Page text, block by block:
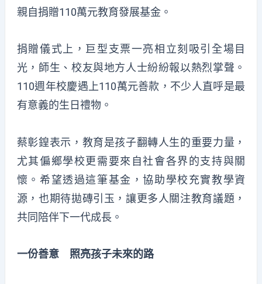
親自捐贈110萬元教育發展基金。
捐贈儀式上，巨型支票一亮相立刻吸引全場目
光，師生、校友與地方人士紛紛報以熱烈掌聲。
110週年校慶遇上110萬元善款，不少人直呼是最
有意義的生日禮物。
蔡彰鍠表示，教育是孩子翻轉人生的重要力量，
尤其偏鄉學校更需要來自社會各界的支持與關
懷。希望透過這筆基金，協助學校充實教學資
源，也期待拋磚引玉，讓更多人關注教育議題，
共同陪伴下一代成長。
一份善意 照亮孩子未來的路